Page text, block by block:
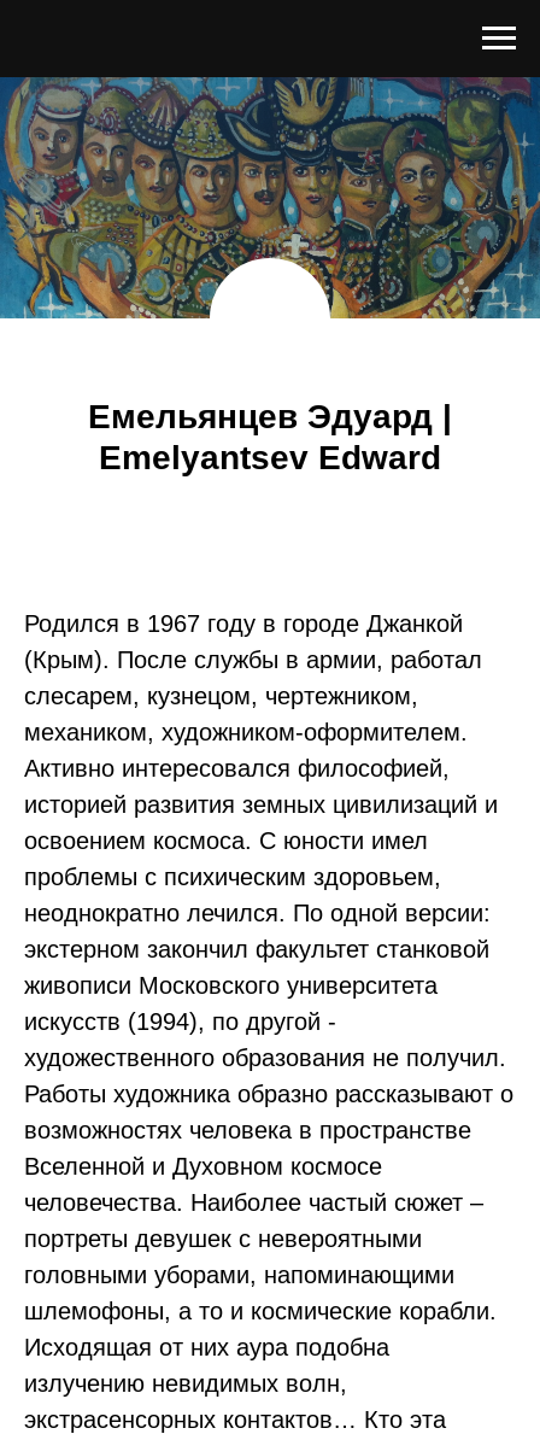
Емельянцев Эдуард |
Emelyantsev Edward
Родился в 1967 году в городе Джанкой
(Крым). После службы в армии, работал
слесарем, кузнецом, чертежником,
механиком, художником-оформителем.
Активно интересовался философией,
историей развития земных цивилизаций и
освоением космоса. С юности имел
проблемы с психическим здоровьем,
неоднократно лечился. По одной версии:
экстерном закончил факультет станковой
живописи Московского университета
искусств (1994), по другой -
художественного образования не получил.
Работы художника образно рассказывают о
возможностях человека в пространстве
Вселенной и Духовном космосе
человечества. Наиболее частый сюжет –
портреты девушек с невероятными
головными уборами, напоминающими
шлемофоны, а то и космические корабли.
Исходящая от них аура подобна
излучению невидимых волн,
экстрасенсорных контактов… Кто эта